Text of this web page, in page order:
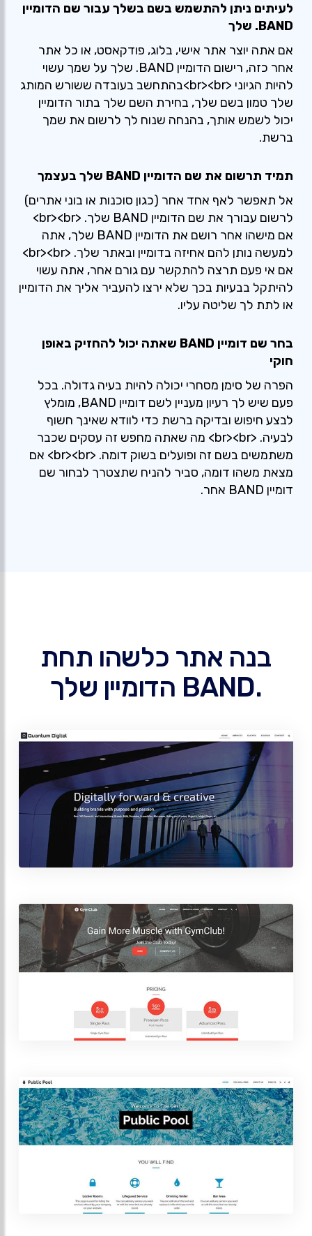
לעיתים ניתן להתשמש בשם בשלך עבור שם הדומיין
BAND. שלך
אם אתה יוצר אתר אישי, בלוג, פודקאסט, או כל אתר
אחר כזה, רישום הדומיין BAND. שלך על שמך עשוי
להיות הגיוני <br><br>בהתחשב בעובדה ששורש המותג
שלך טמון בשם שלך, בחירת השם שלך בתור הדומיין
יכול לשמש אותך, בהנחה שנוח לך לרשום את שמך
ברשת.
תמיד תרשום את שם הדומיין BAND שלך בעצמך
אל תאפשר לאף אחד אחר (כגון סוכנות או בוני אתרים)
לרשום עבורך את שם הדומיין BAND שלך. <br><br>
אם מישהו אחר רושם את הדומיין BAND שלך, אתה
למעשה נותן להם אחיזה בדומיין ובאתר שלך. <br><br>
אם אי פעם תרצה להתקשר עם גורם אחר, אתה עשוי
להיתקל בבעיות בכך שלא ירצו להעביר אליך את הדומיין
או לתת לך שליטה עליו.
בחר שם דומיין BAND שאתה יכול להחזיק באופן
חוקי
הפרה של סימן מסחרי יכולה להיות בעיה גדולה. בכל
פעם שיש לך רעיון מעניין לשם דומיין BAND, מומלץ
לבצע חיפוש ובדיקה ברשת כדי לוודא שאינך חשוף
לבעיה. <br><br> מה שאתה מחפש זה עסקים שכבר
משתמשים בשם זה ופועלים בשוק דומה. <br><br> אם
מצאת משהו דומה, סביר להניח שתצטרך לבחור שם
דומיין BAND אחר.
בנה אתר כלשהו תחת
.BAND הדומיין שלך